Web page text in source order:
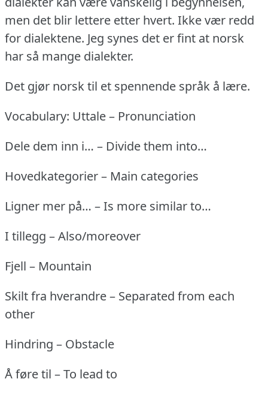
men det blir lettere etter hvert. Ikke vær redd
for dialektene. Jeg synes det er fint at norsk
har så mange dialekter.
Det gjør norsk til et spennende språk å lære.
Vocabulary: Uttale – Pronunciation
Dele dem inn i… – Divide them into…
Hovedkategorier – Main categories
Ligner mer på… – Is more similar to…
I tillegg – Also/moreover
Fjell – Mountain
Skilt fra hverandre – Separated from each
other
Hindring – Obstacle
Å føre til – To lead to